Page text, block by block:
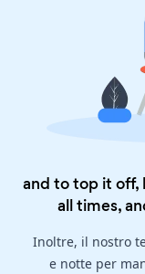
and to top it off,
all times,
Inoltre, il nostro
e notte per